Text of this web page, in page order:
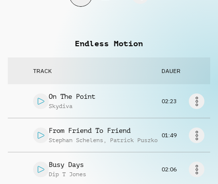
Info
Musikanfrage
Endless Motion
TRACK DAUER
On The Point
Skydiva
02:23
From Friend To Friend
Stephan Schelens , Patrick Puszko
01:49
Busy Days
Dip T Jones
02:06